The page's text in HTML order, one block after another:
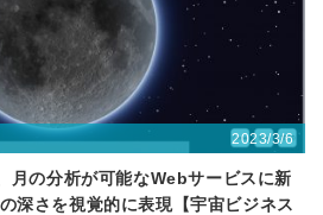
2023/3/6
月の分析が可能なWebサービスに新
深さを視覚的に表現【宇宙ビジネス